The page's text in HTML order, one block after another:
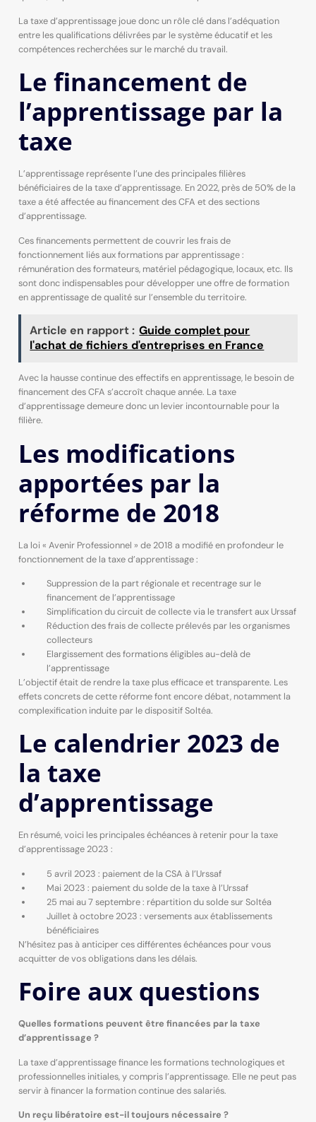
La taxe d’apprentissage joue donc un rôle clé dans l’adéquation
entre les qualifications délivrées par le système éducatif et les
compétences recherchées sur le marché du travail.
Le financement de
l’apprentissage par la
taxe
L’apprentissage représente l’une des principales filières
bénéficiaires de la taxe d’apprentissage. En 2022, près de 50% de la
taxe a été affectée au financement des CFA et des sections
d’apprentissage.
Ces financements permettent de couvrir les frais de
fonctionnement liés aux formations par apprentissage :
rémunération des formateurs, matériel pédagogique, locaux, etc. Ils
sont donc indispensables pour développer une offre de formation
en apprentissage de qualité sur l’ensemble du territoire.
Article en rapport : Guide complet pour
l'achat de fichiers d'entreprises en France
Avec la hausse continue des effectifs en apprentissage, le besoin de
financement des CFA s’accroît chaque année. La taxe
d’apprentissage demeure donc un levier incontournable pour la
filière.
Les modifications
apportées par la
réforme de 2018
La loi « Avenir Professionnel » de 2018 a modifié en profondeur le
fonctionnement de la taxe d’apprentissage :
Suppression de la part régionale et recentrage sur le
financement de l’apprentissage
Simplification du circuit de collecte via le transfert aux Urssaf
Réduction des frais de collecte prélevés par les organismes
collecteurs
Elargissement des formations éligibles au-delà de
l’apprentissage
L’objectif était de rendre la taxe plus efficace et transparente. Les
effets concrets de cette réforme font encore débat, notamment la
complexification induite par le dispositif Soltéa.
Le calendrier 2023 de
la taxe
d’apprentissage
En résumé, voici les principales échéances à retenir pour la taxe
d’apprentissage 2023 :
5 avril 2023 : paiement de la CSA à l’Urssaf
Mai 2023 : paiement du solde de la taxe à l’Urssaf
25 mai au 7 septembre : répartition du solde sur Soltéa
Juillet à octobre 2023 : versements aux établissements
bénéficiaires
N’hésitez pas à anticiper ces différentes échéances pour vous
acquitter de vos obligations dans les délais.
Foire aux questions
Quelles formations peuvent être financées par la taxe
d’apprentissage ?
La taxe d’apprentissage finance les formations technologiques et
professionnelles initiales, y compris l’apprentissage. Elle ne peut pas
servir à financer la formation continue des salariés.
Un reçu libératoire est-il toujours nécessaire ?